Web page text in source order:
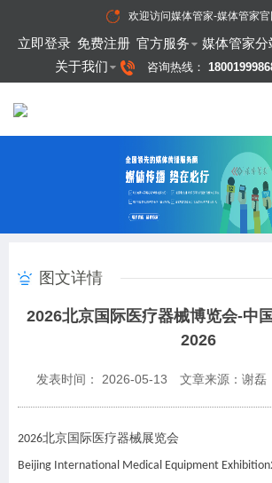
欢迎访问媒体管家-媒体管家官
立即登录 免费注册 官方服务 媒体管家分
关于我们
咨询热线：
图文详情
2026北京国际医疗器械博览会-中
2026
发表时间： 2026-05-13 文章来源：谢磊
2026北京国际医疗器械展览会
Beijing International Medical Equipment Exhibition